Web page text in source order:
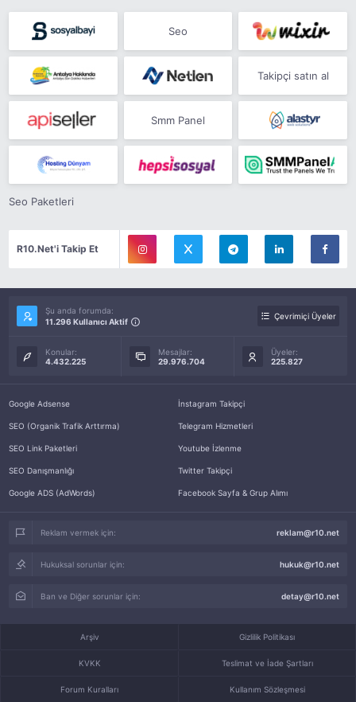
Seo
Takipçi satın al
Smm Panel
Seo Paketleri
R10.Net'i Takip Et
Şu anda forumda:
11.296 Kullanıcı Aktif
Çevrimiçi Üyeler
Konular:
4.432.225
Mesajlar:
29.976.704
Üyeler:
225.827
Google Adsense
SEO (Organik Trafik Arttırma)
SEO Link Paketleri
SEO Danışmanlığı
Google ADS (AdWords)
İnstagram Takipçi
Telegram Hizmetleri
Youtube İzlenme
Twitter Takipçi
Facebook Sayfa & Grup Alımı
Reklam vermek için: reklam@r10.net
Hukuksal sorunlar için: hukuk@r10.net
Ban ve Diğer sorunlar için: detay@r10.net
Arşiv Gizlilik Politikası
KVKK Teslimat ve İade Şartları
Forum Kuralları Kullanım Sözleşmesi